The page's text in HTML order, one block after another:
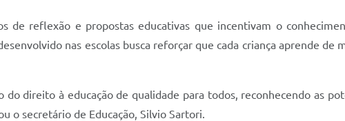
de reflexão e propostas educativas que incentivam o
nas escolas busca reforçar que cada criança aprende de
direito à educação de qualidade para todos, reconhecendo as
o secretário de Educação, Silvio Sartori.